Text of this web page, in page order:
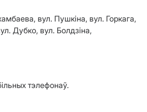
вул. Пушкіна, вул. Горкага,
Дубко, вул. Болдзіна,
тэлефонаў.